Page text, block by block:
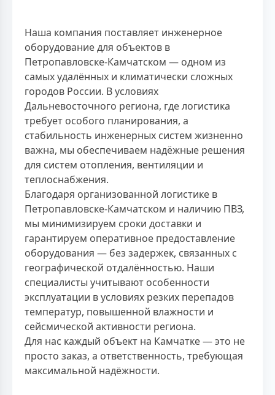
Наша компания поставляет инженерное
оборудование для объектов в
Петропавловске-Камчатском — одном из
самых удалённых и климатически сложных
городов России. В условиях
Дальневосточного региона, где логистика
требует особого планирования, а
стабильность инженерных систем жизненно
важна, мы обеспечиваем надёжные решения
для систем отопления, вентиляции и
теплоснабжения.
Благодаря организованной логистике в
Петропавловске-Камчатском и наличию ПВЗ,
мы минимизируем сроки доставки и
гарантируем оперативное предоставление
оборудования — без задержек, связанных с
географической отдалённостью. Наши
специалисты учитывают особенности
эксплуатации в условиях резких перепадов
температур, повышенной влажности и
сейсмической активности региона.
Для нас каждый объект на Камчатке — это не
просто заказ, а ответственность, требующая
максимальной надёжности.